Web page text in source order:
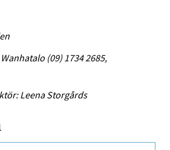
(09) 1734 2685,
Leena Storgårds